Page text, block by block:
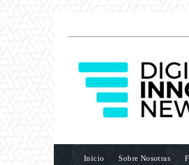
Inicio Sobre Nosotras